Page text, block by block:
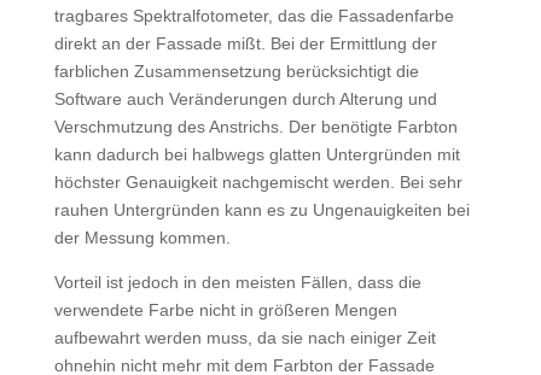
tragbares Spektralfotometer, das die Fassadenfarbe
direkt an der Fassade mißt. Bei der Ermittlung der
farblichen Zusammensetzung berücksichtigt die
Software auch Veränderungen durch Alterung und
Verschmutzung des Anstrichs. Der benötigte Farbton
kann dadurch bei halbwegs glatten Untergründen mit
höchster Genauigkeit nachgemischt werden. Bei sehr
rauhen Untergründen kann es zu Ungenauigkeiten bei
der Messung kommen.
Vorteil ist jedoch in den meisten Fällen, dass die
verwendete Farbe nicht in größeren Mengen
aufbewahrt werden muss, da sie nach einiger Zeit
ohnehin nicht mehr mit dem Farbton der Fassade